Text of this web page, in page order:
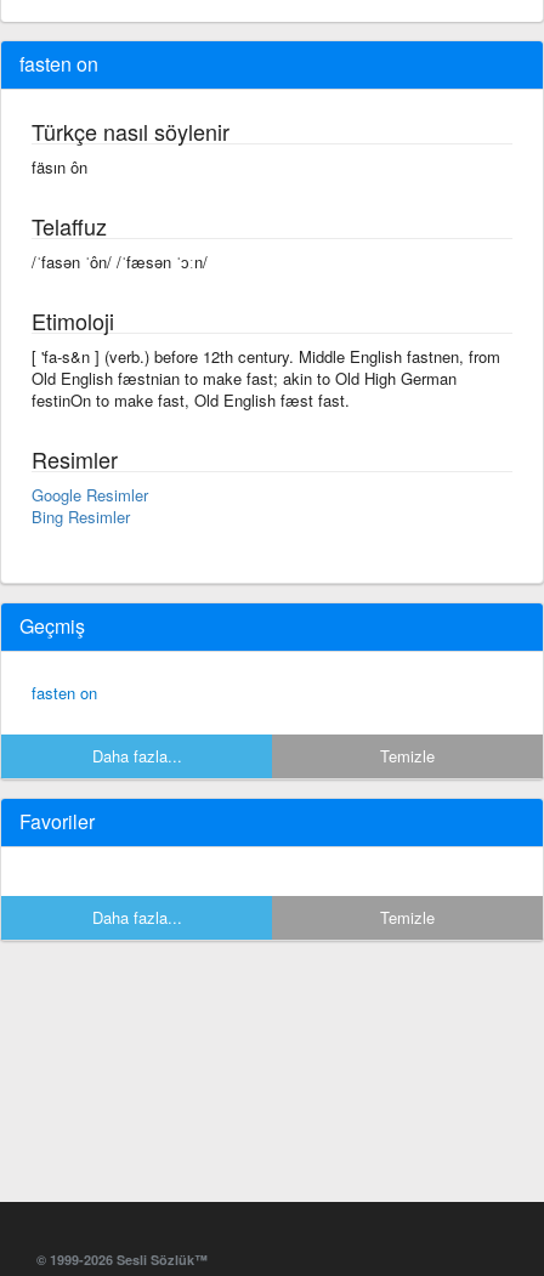
fasten on
Türkçe nasıl söylenir
fäsın ôn
Telaffuz
/ˈfasən ˈôn/ /ˈfæsən ˈɔːn/
Etimoloji
[ 'fa-s&n ] (verb.) before 12th century. Middle English fastnen, from
Old English fæstnian to make fast; akin to Old High German
festinOn to make fast, Old English fæst fast.
Resimler
Google Resimler
Bing Resimler
Geçmiş
fasten on
Daha fazla... Temizle
Favoriler
Daha fazla... Temizle
© 1999-2026 Sesli Sözlük™